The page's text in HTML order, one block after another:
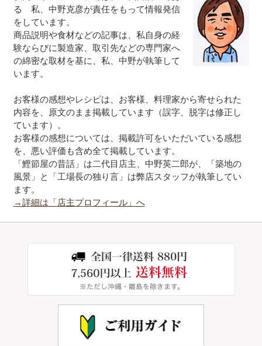
る 私、中野克彦が責任をもって情報発信
をしています。
商品説明や食材などの記事は、私自身の経
験ならびに製造家、取引先などの専門家へ
の綿密な取材を基に、私、中野が執筆して
います。
お客様の感想やレシピは、お客様、料理家から寄せられた
内容を、原文のまま掲載しています（誤字、脱字は修正し
ています）。
お客様の感想については、掲載許可をいただいている感想
を、悪い評価も含め全て掲載しています。
「鰹節屋の昔話」は二代目店主、中野英二郎が、「築地の
風景」と「工場長の独り言」は弊店スタッフが執筆してい
ます。
→詳細は「店主プロフィール」へ